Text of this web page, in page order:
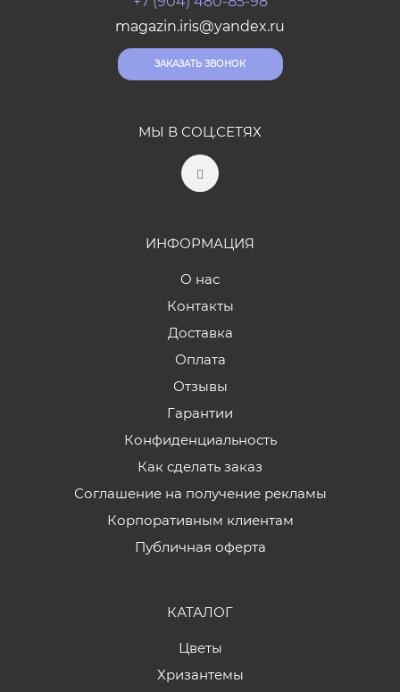
magazin.iris@yandex.ru
ЗАКАЗАТЬ ЗВОНОК
МЫ В СОЦ.СЕТЯХ
ИНФОРМАЦИЯ
О нас
Контакты
Доставка
Оплата
Отзывы
Гарантии
Конфиденциальность
Как сделать заказ
Соглашение на получение рекламы
Корпоративным клиентам
Публичная оферта
КАТАЛОГ
Цветы
Хризантемы